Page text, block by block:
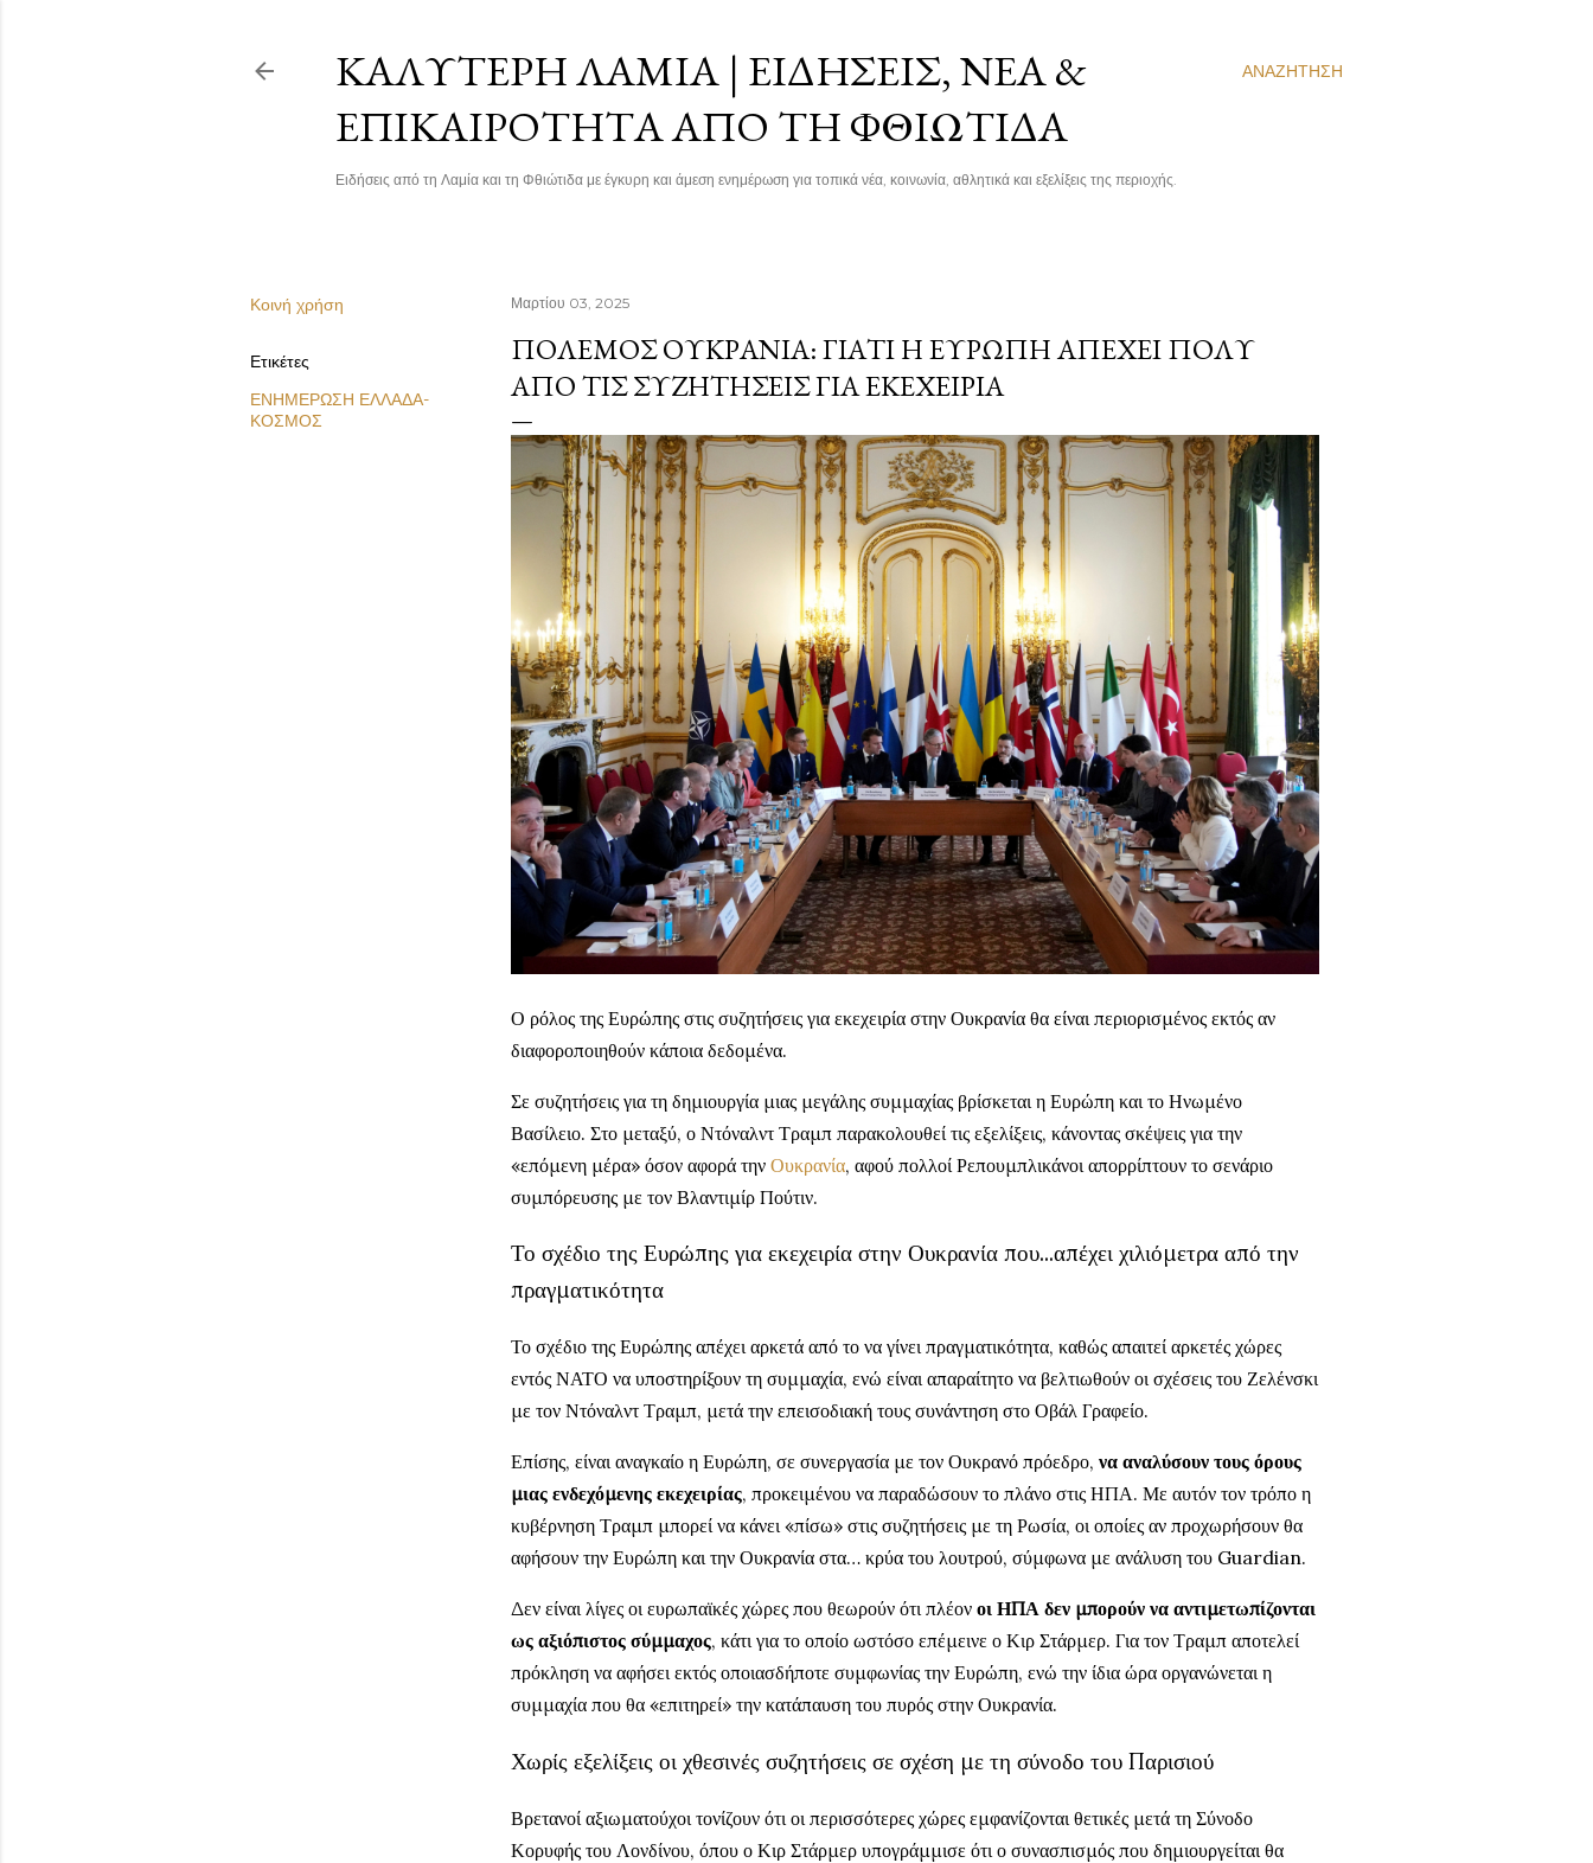
ΑΝΑΖΉΤΗΣΗ
ΚΑΛΎΤΕΡΗ ΛΑΜΊΑ | ΕΙΔΉΣΕΙΣ, ΝΈΑ &
ΕΠΙΚΑΙΡΌΤΗΤΑ ΑΠΌ ΤΗ ΦΘΙΏΤΙΔΑ
Ειδήσεις από τη Λαμία και τη Φθιώτιδα με έγκυρη και άμεση ενημέρωση για τοπικά νέα, κοινωνία, αθλητικά και εξελίξεις της περιοχής.
Κοινή χρήση
Ετικέτες
ΕΝΗΜΕΡΩΣΗ ΕΛΛΑΔΑ-
ΚΟΣΜΟΣ
Μαρτίου 03, 2025
ΠΌΛΕΜΟΣ ΟΥΚΡΑΝΊΑ: ΓΙΑΤΊ Η ΕΥΡΏΠΗ ΑΠΈΧΕΙ ΠΟΛΎ
ΑΠΌ ΤΙΣ ΣΥΖΗΤΉΣΕΙΣ ΓΙΑ ΕΚΕΧΕΙΡΊΑ
Ο ρόλος της Ευρώπης στις συζητήσεις για εκεχειρία στην Ουκρανία θα είναι περιορισμένος εκτός αν
διαφοροποιηθούν κάποια δεδομένα.
Σε συζητήσεις για τη δημιουργία μιας μεγάλης συμμαχίας βρίσκεται η Ευρώπη και το Ηνωμένο
Βασίλειο. Στο μεταξύ, ο Ντόναλντ Τραμπ παρακολουθεί τις εξελίξεις, κάνοντας σκέψεις για την
«επόμενη μέρα» όσον αφορά την Ουκρανία, αφού πολλοί Ρεπουμπλικάνοι απορρίπτουν το σενάριο
συμπόρευσης με τον Βλαντιμίρ Πούτιν.
Το σχέδιο της Ευρώπης για εκεχειρία στην Ουκρανία που...απέχει χιλιόμετρα από την
πραγματικότητα
Το σχέδιο της Ευρώπης απέχει αρκετά από το να γίνει πραγματικότητα, καθώς απαιτεί αρκετές χώρες
εντός ΝΑΤΟ να υποστηρίξουν τη συμμαχία, ενώ είναι απαραίτητο να βελτιωθούν οι σχέσεις του Ζελένσκι
με τον Ντόναλντ Τραμπ, μετά την επεισοδιακή τους συνάντηση στο Οβάλ Γραφείο.
Επίσης, είναι αναγκαίο η Ευρώπη, σε συνεργασία με τον Ουκρανό πρόεδρο, να αναλύσουν τους όρους
μιας ενδεχόμενης εκεχειρίας, προκειμένου να παραδώσουν το πλάνο στις ΗΠΑ. Με αυτόν τον τρόπο η
κυβέρνηση Τραμπ μπορεί να κάνει «πίσω» στις συζητήσεις με τη Ρωσία, οι οποίες αν προχωρήσουν θα
αφήσουν την Ευρώπη και την Ουκρανία στα… κρύα του λουτρού, σύμφωνα με ανάλυση του Guardian.
Δεν είναι λίγες οι ευρωπαϊκές χώρες που θεωρούν ότι πλέον οι ΗΠΑ δεν μπορούν να αντιμετωπίζονται
ως αξιόπιστος σύμμαχος, κάτι για το οποίο ωστόσο επέμεινε ο Κιρ Στάρμερ. Για τον Τραμπ αποτελεί
πρόκληση να αφήσει εκτός οποιασδήποτε συμφωνίας την Ευρώπη, ενώ την ίδια ώρα οργανώνεται η
συμμαχία που θα «επιτηρεί» την κατάπαυση του πυρός στην Ουκρανία.
Χωρίς εξελίξεις οι χθεσινές συζητήσεις σε σχέση με τη σύνοδο του Παρισιού
Βρετανοί αξιωματούχοι τονίζουν ότι οι περισσότερες χώρες εμφανίζονται θετικές μετά τη Σύνοδο
Κορυφής του Λονδίνου, όπου ο Κιρ Στάρμερ υπογράμμισε ότι ο συνασπισμός που δημιουργείται θα